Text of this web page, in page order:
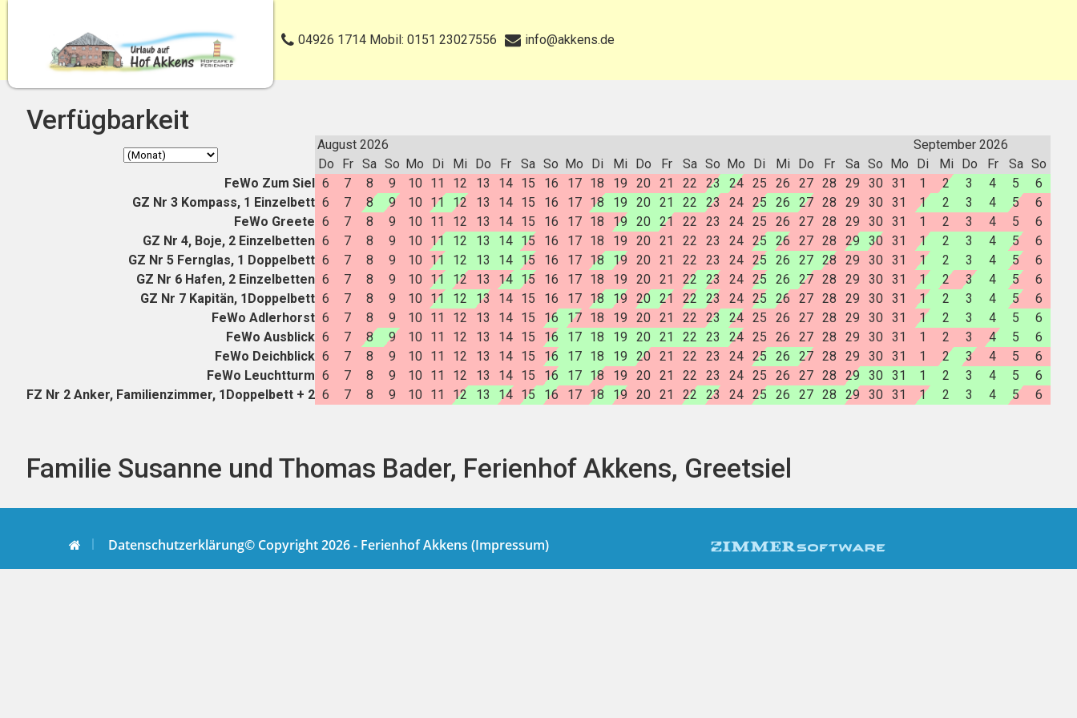
04926 1714 Mobil: 0151 23027556 info@akkens.de
Verfügbarkeit
August 2026
September 2026
Do
Fr Sa So Mo Di Mi Do Fr Sa So Mo Di Mi Do Fr Sa So Mo Di Mi Do Fr Sa So Mo Di Mi Do Fr Sa So
FeWo Zum Siel 6 7 8 9 10 11 12 13 14 15 16 17 18 19 20 21 22 23 24 25 26 27 28 29 30 31 1 2 3 4 5
6
GZ Nr 3 Kompass, 1 Einzelbett 6 7 8 9 10 11 12 13 14 15 16 17 18 19 20 21 22 23 24 25 26 27 28 29 30 31 1 2 3 4 5
6
FeWo Greete 6 7 8 9 10 11 12 13 14 15 16 17 18 19 20 21 22 23 24 25 26 27 28 29 30 31 1 2 3 4 5
6
GZ Nr 4, Boje, 2 Einzelbetten 6 7 8 9 10 11 12 13 14 15 16 17 18 19 20 21 22 23 24 25 26 27 28 29 30 31 1 2 3 4 5
6
GZ Nr 5 Fernglas, 1 Doppelbett 6 7 8 9 10 11 12 13 14 15 16 17 18 19 20 21 22 23 24 25 26 27 28 29 30 31 1 2 3 4 5
6
GZ Nr 6 Hafen, 2 Einzelbetten 6 7 8 9 10 11 12 13 14 15 16 17 18 19 20 21 22 23 24 25 26 27 28 29 30 31 1 2 3 4 5
6
GZ Nr 7 Kapitän, 1Doppelbett 6 7 8 9 10 11 12 13 14 15 16 17 18 19 20 21 22 23 24 25 26 27 28 29 30 31 1 2 3 4 5
6
FeWo Adlerhorst 6 7 8 9 10 11 12 13 14 15 16 17 18 19 20 21 22 23 24 25 26 27 28 29 30 31 1 2 3 4 5
6
FeWo Ausblick 6 7 8 9 10 11 12 13 14 15 16 17 18 19 20 21 22 23 24 25 26 27 28 29 30 31 1 2 3 4 5
6
FeWo Deichblick 6 7 8 9 10 11 12 13 14 15 16 17 18 19 20 21 22 23 24 25 26 27 28 29 30 31 1 2 3 4 5
6
FeWo Leuchtturm 6 7 8 9 10 11 12 13 14 15 16 17 18 19 20 21 22 23 24 25 26 27 28 29 30 31 1 2 3 4 5
6
FZ Nr 2 Anker, Familienzimmer, 1Doppelbett + 2 6 7 8 9 10 11 12 13 14 15 16 17 18 19 20 21 22 23 24 25 26 27 28 29 30 31 1 2 3 4 5 6
Familie Susanne und Thomas Bader, Ferienhof Akkens, Greetsiel
Datenschutzerklärung© Copyright 2026 - Ferienhof Akkens (Impressum)